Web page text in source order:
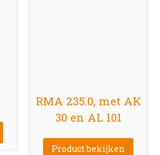
RMA 235.0, met AK
30 en AL 101
Product bekijken